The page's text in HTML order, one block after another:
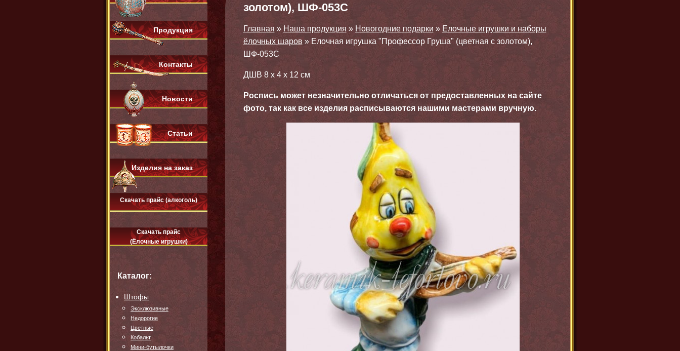
Продукция
Контакты
Новости
Статьи
Изделия на заказ
Скачать прайс (алкоголь)
Скачать прайс
(Ёлочные игрушки)
Каталог:
Штофы
Эксклюзивные
Недорогие
Цветные
Кобальт
Мини-бутылочки
золотом), ШФ-053С
Главная » Наша продукция » Новогодние подарки » Елочные игрушки и наборы
ёлочных шаров » Елочная игрушка "Профессор Груша" (цветная с золотом),
ШФ-053С
ДШВ 8 х 4 х 12 см
Роспись может незначительно отличаться от предоставленных на сайте
фото, так как все изделия расписываются нашими мастерами вручную.